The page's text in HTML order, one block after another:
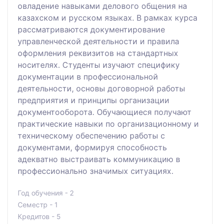
овладение навыками делового общения на
казахском и русском языках. В рамках курса
рассматриваются документирование
управленческой деятельности и правила
оформления реквизитов на стандартных
носителях. Студенты изучают специфику
документации в профессиональной
деятельности, основы договорной работы
предприятия и принципы организации
документооборота. Обучающиеся получают
практические навыки по организационному и
техническому обеспечению работы с
документами, формируя способность
адекватно выстраивать коммуникацию в
профессионально значимых ситуациях.
Год обучения - 2
Семестр - 1
Кредитов - 5